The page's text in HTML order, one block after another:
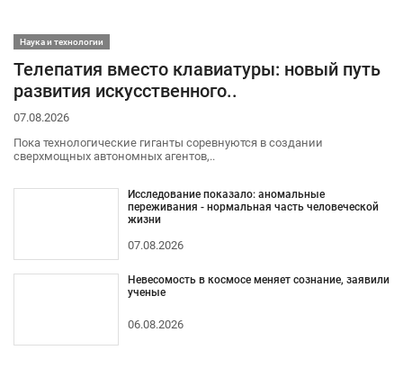
Наука и технологии
Телепатия вместо клавиатуры: новый путь
развития искусственного..
07.08.2026
Пока технологические гиганты соревнуются в создании
сверхмощных автономных агентов,..
Исследование показало: аномальные
переживания - нормальная часть человеческой
жизни
07.08.2026
Невесомость в космосе меняет сознание, заявили
ученые
06.08.2026